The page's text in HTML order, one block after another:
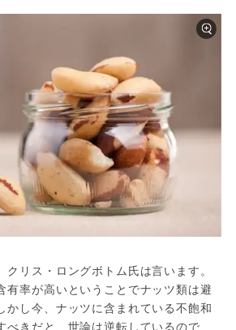
リス・ロングボトム氏は言います。
有率が高いということでナッツ類は避
かし今、ナッツに含まれている不飽和
べきだと、世論は逆転しているので